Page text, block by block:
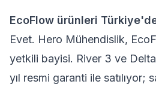
EcoFlow ürünleri
Evet. Hero Mühendislik,
yetkili bayisi. River 3 ve
yıl resmi garanti ile satılıyor;